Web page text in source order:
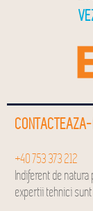
+40 753 373 212
Indiferent de
expertii tehnici